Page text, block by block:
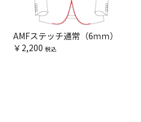
AMFステッチ通常（6ｍｍ）
￥2,200 税込